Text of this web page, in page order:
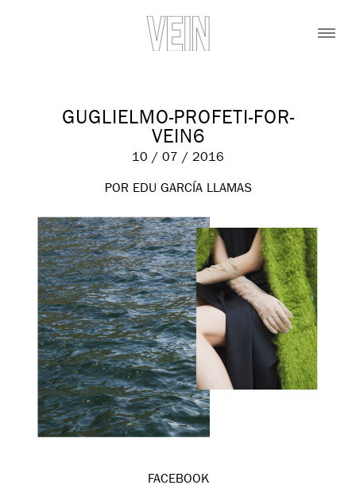
GUGLIELMO-PROFETI-FOR-
VEIN6
10 / 07 / 2016
POR EDU GARCÍA LLAMAS
FACEBOOK